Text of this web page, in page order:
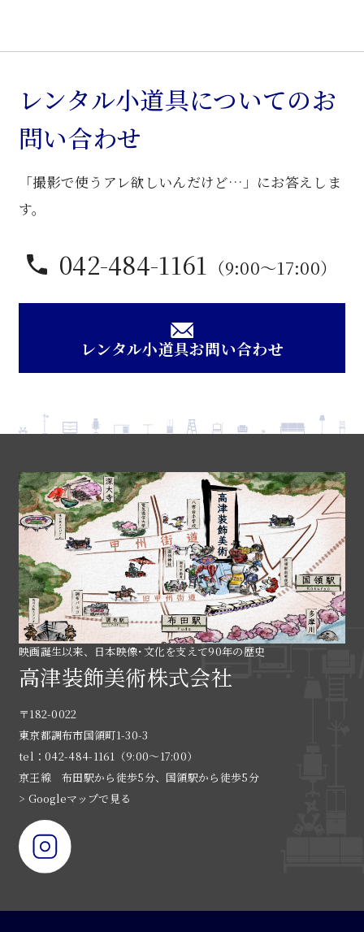
レンタル小道具についてのお
問い合わせ
「撮影で使うアレ欲しいんだけど…」にお答えしま
す。
042-484-1161 （9:00〜17:00）
レンタル小道具お問い合わせ
映画誕生以来、日本映像･文化を支えて90年の歴史
高津装飾美術株式会社
〒182-0022
東京都調布市国領町1-30-3
tel：042-484-1161（9:00〜17:00）
京王線 布田駅から徒歩5分、国領駅から徒歩5分
> Googleマップで見る